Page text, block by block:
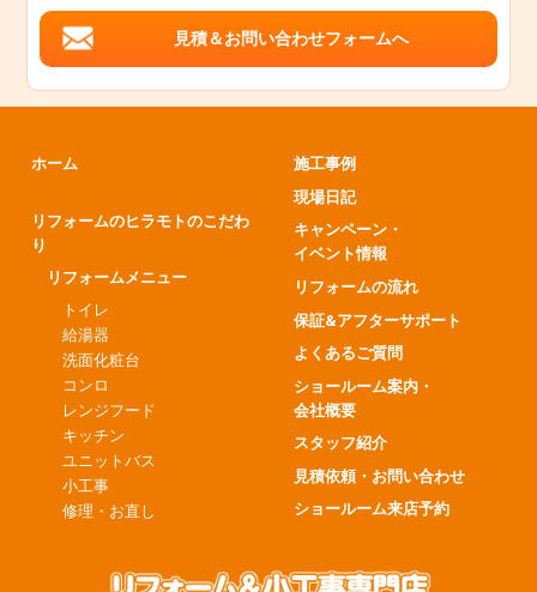
見積＆お問い合わせフォームへ
ホーム
リフォームのヒラモトのこだわ
り
リフォームメニュー
トイレ
給湯器
洗面化粧台
コンロ
レンジフード
キッチン
ユニットバス
小工事
修理・お直し
施工事例
現場日記
キャンペーン・
イベント情報
リフォームの流れ
保証&アフターサポート
よくあるご質問
ショールーム案内・
会社概要
スタッフ紹介
見積依頼・お問い合わせ
ショールーム来店予約